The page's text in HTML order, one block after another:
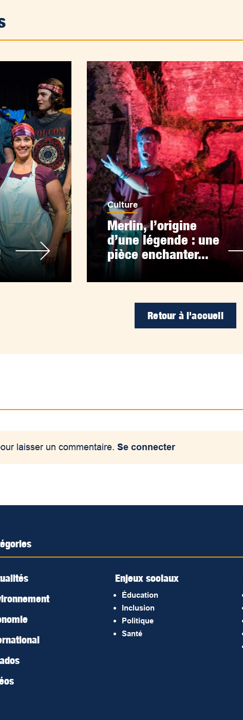
Culture
Merlin, l’origine
d’une légende : une
pièce enchanter...
Retour à l'accueil
laisser un commentaire.Se connecter
Enjeux sociaux
Éducation
Inclusion
Politique
Santé